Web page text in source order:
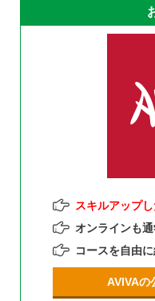
スキルアップ
オンラインも
コースを自由
AVIVAの